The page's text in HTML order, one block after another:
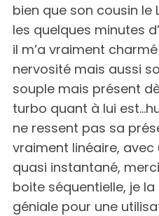
bien que son cousin le
les quelques minutes
il m’a vraiment
nervosité mais aussi
souple mais présent
turbo quant à lui
ne ressent pas sa
vraiment linéaire,
quasi instantané,
boite séquentielle, je
géniale pour une
S
e
a
r
c
h
f
r
: